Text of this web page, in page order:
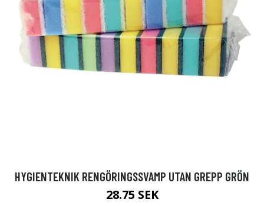
HYGIENTEKNIK RENGÖRINGSSVAMP UTAN GREPP GRÖN
28.75 SEK